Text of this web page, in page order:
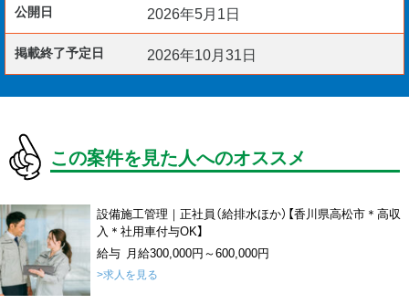
公開日 2026年5月1日
掲載終了予定日 2026年10月31日
この案件を見た人へのオススメ
設備施工管理｜正社員（給排水ほか）【香川県高松市＊高収
入＊社用車付与OK】
給与 月給300,000円～600,000円
>求人を見る